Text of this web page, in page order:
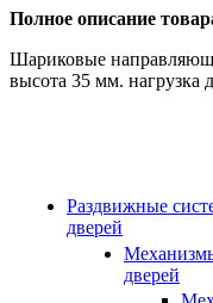
Полное описание
Шариковые
высота 35 мм. нагрузка
Раздвижные
дверей
дверей